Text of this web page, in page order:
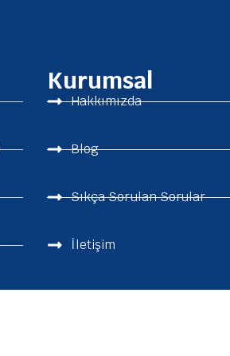
Kurumsal
Hakkımızda
Blog
Sıkça Sorulan Sorular
İletişim